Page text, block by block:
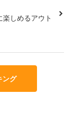
しめるアウト
ング